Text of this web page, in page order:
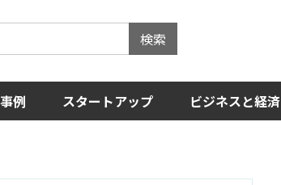
検索
例 スタートアップ ビジネスと経済